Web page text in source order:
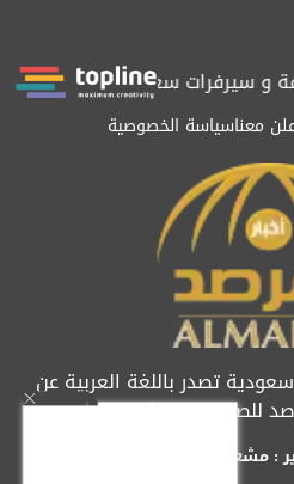
سعوديةالمرصد حاصلة على
معناسياسة الخصوصية
تصدر باللغة العربية عن
للصحافة والنشر
: مشعل العريفي